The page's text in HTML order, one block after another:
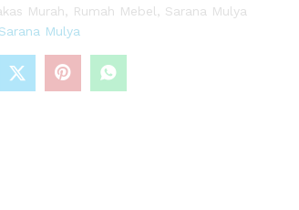
Murah Rumah Mebel
Sarana Mulya
Sarana Mulya